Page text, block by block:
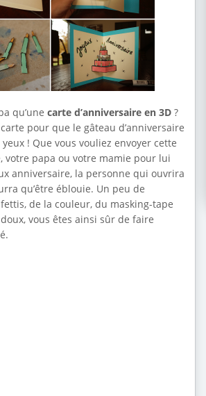
qu’une carte d’anniversaire en 3D ?
pour que le gâteau d’anniversaire
! Que vous vouliez envoyer cette
votre papa ou votre mamie pour lui
anniversaire, la personne qui ouvrira
qu’être éblouie. Un peu de
de la couleur, du masking-tape
vous êtes ainsi sûr de faire